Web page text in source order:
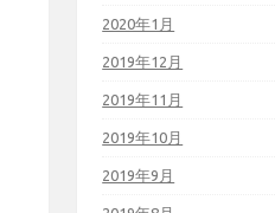
2020年1月
2019年12月
2019年11月
2019年10月
2019年9月